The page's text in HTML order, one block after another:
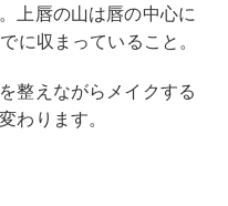
上唇の山は唇の中心に
に収まっていること。
整えながらメイクする
わります。